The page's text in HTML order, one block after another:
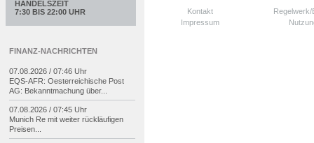
Kontakt
Impressum
HANDELSZEIT
7:30 BIS 22:00 UHR
FINANZ-NACHRICHTEN
07.08.2026 / 07:46 Uhr
EQS-AFR: Oesterreichische Post
AG: Bekanntmachung über...
07.08.2026 / 07:45 Uhr
Munich Re mit weiter rückläufigen
Preisen...